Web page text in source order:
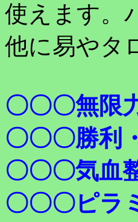
使えます。
他に易やタ
〇〇〇無限
〇〇〇勝利
〇〇〇気血
〇〇〇ピラ